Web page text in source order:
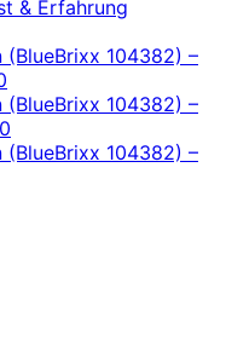
& Erfahrung
104382) –
104382) –
104382) –